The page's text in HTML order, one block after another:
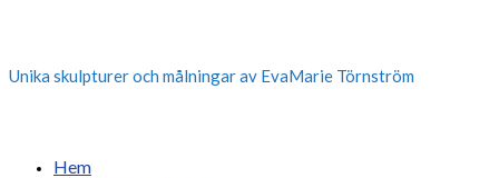
Unika skulpturer och målningar av EvaMarie Törnström
Hem